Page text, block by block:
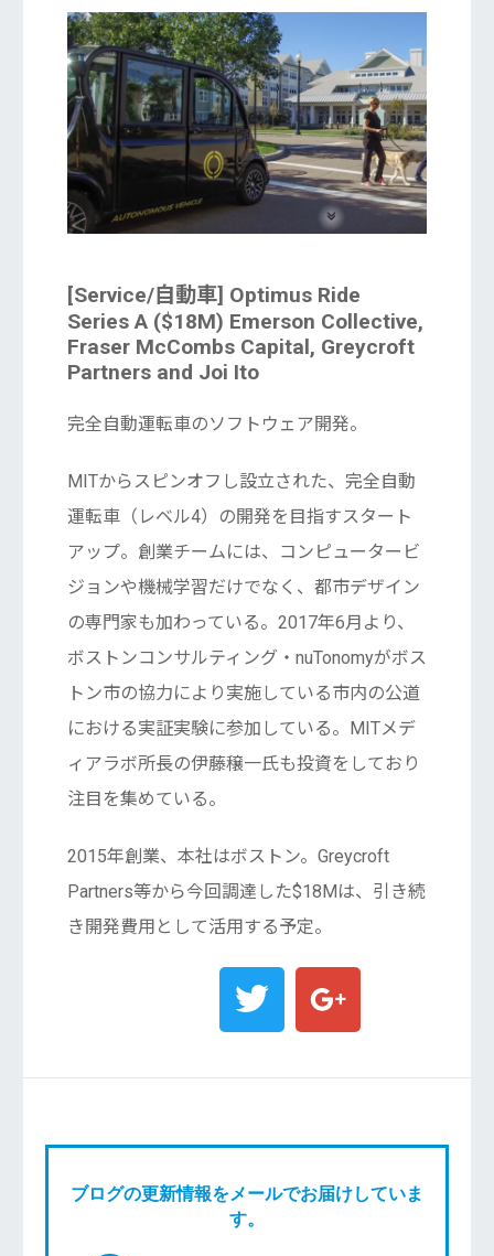
[Service/自動車] Optimus Ride
Series A ($18M) Emerson Collective,
Fraser McCombs Capital, Greycroft
Partners and Joi Ito
完全自動運転車のソフトウェア開発。
MITからスピンオフし設立された、完全自動
運転車（レベル4）の開発を目指すスタート
アップ。創業チームには、コンピュータービ
ジョンや機械学習だけでなく、都市デザイン
の専門家も加わっている。2017年6月より、
ボストンコンサルティング・nuTonomyがボス
トン市の協力により実施している市内の公道
における実証実験に参加している。MITメデ
ィアラボ所長の伊藤穣一氏も投資をしており
注目を集めている。
2015年創業、本社はボストン。Greycroft
Partners等から今回調達した$18Mは、引き続
き開発費用として活用する予定。
ブログの更新情報をメールでお届けしていま
す。